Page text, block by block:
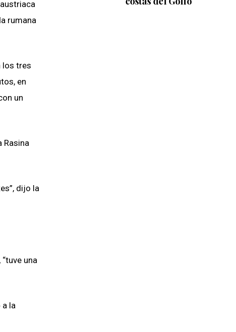
rumana
los tres
en
un
Rasina
dijo la
una
la